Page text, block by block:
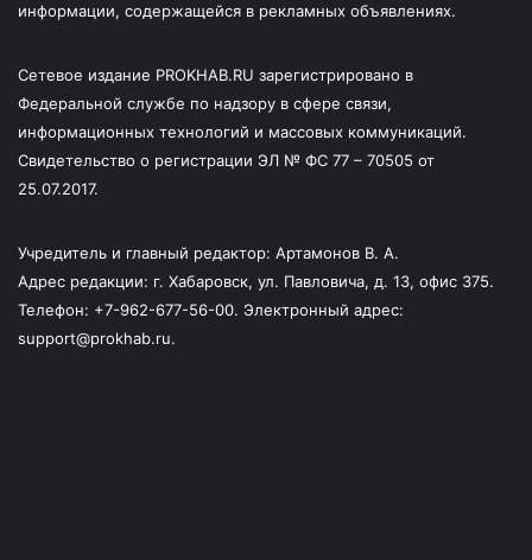
информации, содержащейся в рекламных объявлениях.
Сетевое издание PROKHAB.RU зарегистрировано в
Федеральной службе по надзору в сфере связи,
информационных технологий и массовых коммуникаций.
Свидетельство о регистрации ЭЛ № ФС 77 – 70505 от
25.07.2017.
Учредитель и главный редактор: Артамонов В. А.
Адрес редакции: г. Хабаровск, ул. Павловича, д. 13, офис 375.
Телефон: +7-962-677-56-00. Электронный адрес:
support@prokhab.ru.